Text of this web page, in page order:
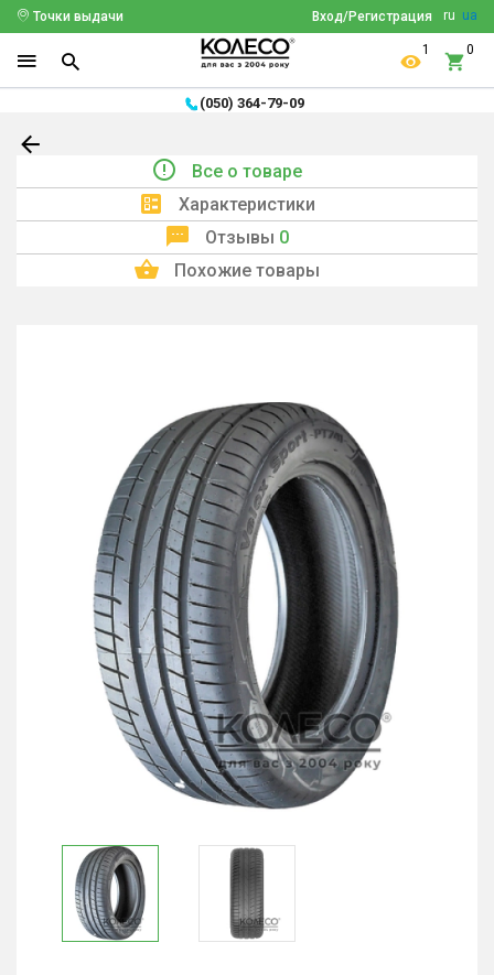
ru ua
Вход/Регистрация
Точки выдачи
1 0
(050) 364-79-09
Все о товаре
Характеристики
Отзывы 0
Похожие товары